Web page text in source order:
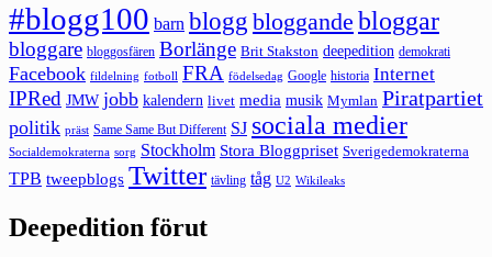
#blogg100 barn blogg bloggande bloggar
bloggare bloggosfären Borlänge Brit Stakston deepedition demokrati
Facebook fildelning fotboll FRA födelsedag Google historia Internet
IPRed JMW jobb kalendern livet media musik Mymlan Piratpartiet
politik präst Same Same But Different SJ sociala medier
Socialdemokraterna sorg Stockholm Stora Bloggpriset Sverigedemokraterna
TPB tweepblogs Twitter tävling tåg U2 Wikileaks
Deepedition förut